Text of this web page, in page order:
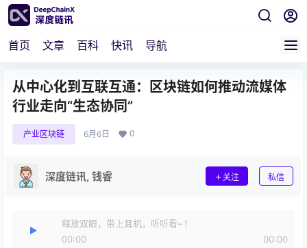
首页 文章 百科 快讯 导航
从中心化到互联互通：区块链如何推动流媒体
行业走向“生态协同”
产业区块链 6月6日 0
深度链讯, 钱睿 关注 私信
释放双眼，带上耳机，听听看~！
00:00
00:00